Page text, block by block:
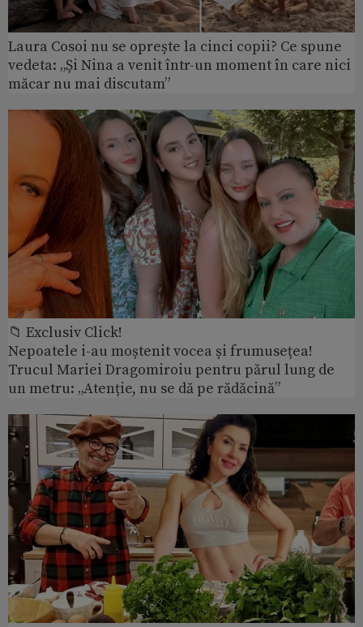
Laura Cosoi nu se oprește la cinci copii? Ce spune
vedeta: „Și Nina a venit într-un moment în care nici
măcar nu mai discutam”
📁 Exclusiv Click!
Nepoatele i-au moștenit vocea și frumusețea!
Trucul Mariei Dragomiroiu pentru părul lung de
un metru: „Atenție, nu se dă pe rădăcină”